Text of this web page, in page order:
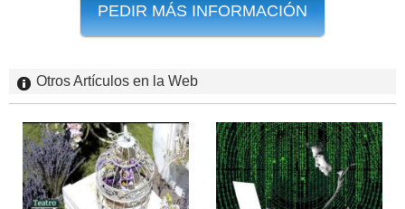
PEDIR MÁS INFORMACIÓN
Otros Artículos en la Web